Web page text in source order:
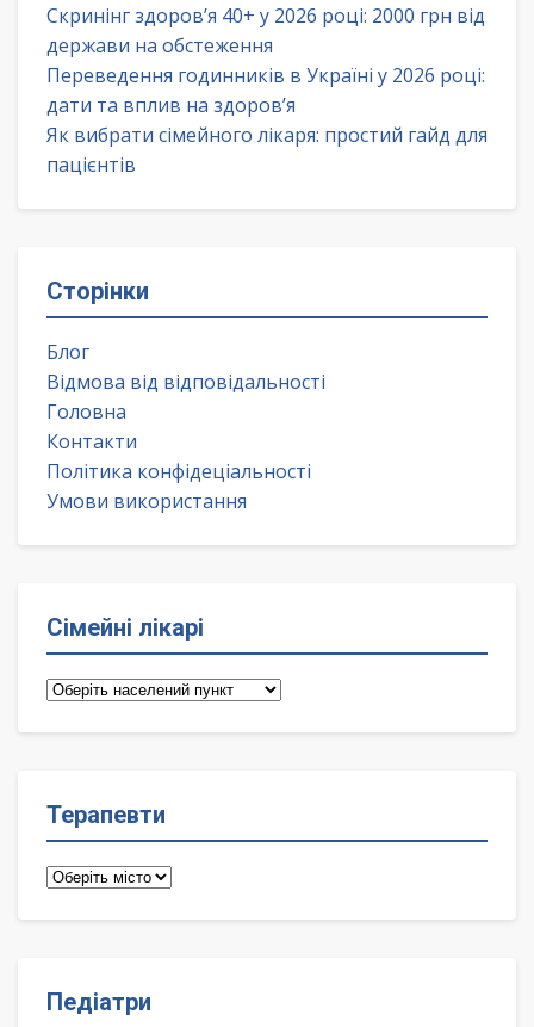
Скринінг здоров’я 40+ у 2026 році: 2000 грн від
держави на обстеження
Переведення годинників в Україні у 2026 році:
дати та вплив на здоров’я
Як вибрати сімейного лікаря: простий гайд для
пацієнтів
Сторінки
Блог
Відмова від відповідальності
Головна
Контакти
Політика конфідеціальності
Умови використання
Сімейні лікарі
Сімейні
Терапевти
Терапевти
Педіатри